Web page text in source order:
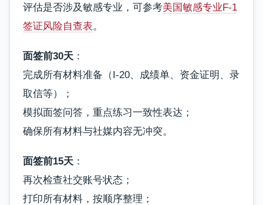
评估是否涉及敏感专业，可参考美国敏感专业F-1
签证风险自查表。
面签前30天 ：
完成所有材料准备（I-20、成绩单、资金证明、录
取信等）；
模拟面签问答，重点练习一致性表达；
确保所有材料与社媒内容无冲突。
面签前15天 ：
再次检查社交账号状态；
打印所有材料，按顺序整理；